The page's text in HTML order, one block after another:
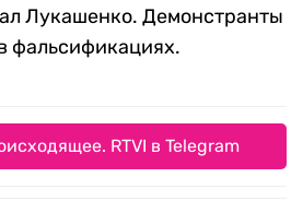
Лукашенко. Демонстранты
фальсификациях.
RTVI в Telegram